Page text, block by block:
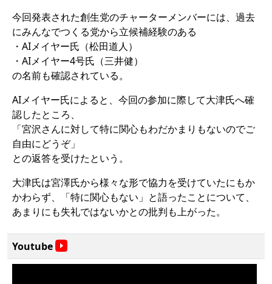
今回発表された創生党のチャーターメンバーには、過去
にみんなでつくる党から立候補経験のある
・AIメイヤー氏（松田道人）
・AIメイヤー4号氏（三井健）
の名前も確認されている。
AIメイヤー氏によると、今回の参加に際して大津氏へ確
認したところ、
「宮沢さんに対して特に関心もわだかまりもないのでご
自由にどうぞ」
との返答を受けたという。
大津氏は宮澤氏から様々な形で協力を受けていたにもか
かわらず、「特に関心もない」と語ったことについて、
あまりにも失礼ではないかとの批判も上がった。
Youtube